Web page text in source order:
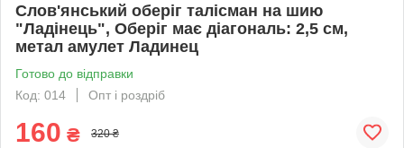
Слов'янський оберіг талісман на шию
"Ладінець", Оберіг має діагональ: 2,5 см,
метал амулет Ладинец
Готово до відправки
Код: 014
Опт і роздріб
160 ₴ 320 ₴